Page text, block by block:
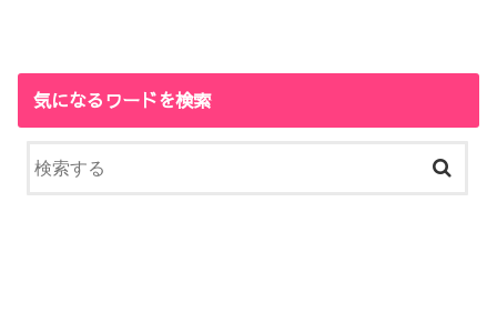
気になるワードを検索